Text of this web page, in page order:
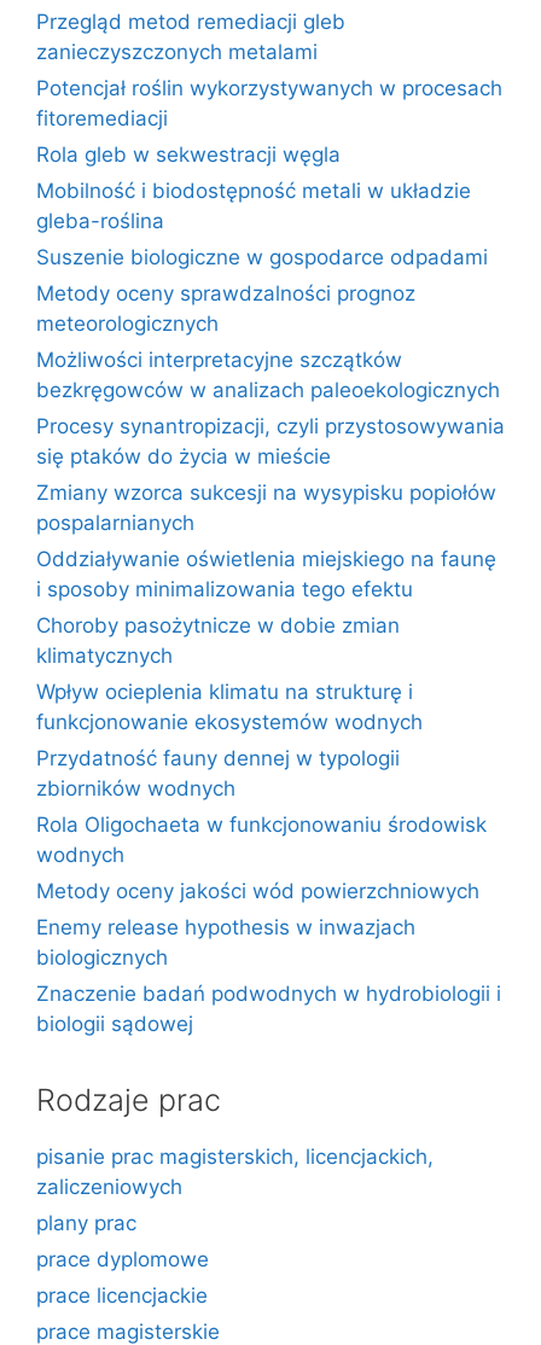
Przegląd metod remediacji gleb
zanieczyszczonych metalami
Potencjał roślin wykorzystywanych w procesach
fitoremediacji
Rola gleb w sekwestracji węgla
Mobilność i biodostępność metali w układzie
gleba-roślina
Suszenie biologiczne w gospodarce odpadami
Metody oceny sprawdzalności prognoz
meteorologicznych
Możliwości interpretacyjne szczątków
bezkręgowców w analizach paleoekologicznych
Procesy synantropizacji, czyli przystosowywania
się ptaków do życia w mieście
Zmiany wzorca sukcesji na wysypisku popiołów
pospalarnianych
Oddziaływanie oświetlenia miejskiego na faunę
i sposoby minimalizowania tego efektu
Choroby pasożytnicze w dobie zmian
klimatycznych
Wpływ ocieplenia klimatu na strukturę i
funkcjonowanie ekosystemów wodnych
Przydatność fauny dennej w typologii
zbiorników wodnych
Rola Oligochaeta w funkcjonowaniu środowisk
wodnych
Metody oceny jakości wód powierzchniowych
Enemy release hypothesis w inwazjach
biologicznych
Znaczenie badań podwodnych w hydrobiologii i
biologii sądowej
Rodzaje prac
pisanie prac magisterskich, licencjackich,
zaliczeniowych
plany prac
prace dyplomowe
prace licencjackie
prace magisterskie